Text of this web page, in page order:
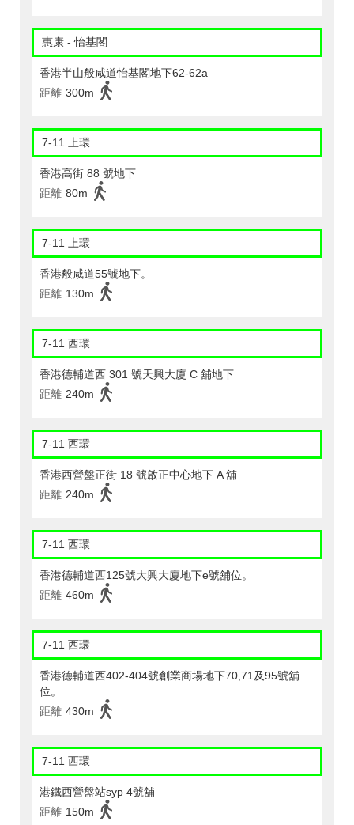
惠康 - 怡基閣
香港半山般咸道怡基閣地下62-62a
距離 300m
7-11 上環
香港高街 88 號地下
距離 80m
7-11 上環
香港般咸道55號地下。
距離 130m
7-11 西環
香港德輔道西 301 號天興大廈 C 舖地下
距離 240m
7-11 西環
香港西營盤正街 18 號啟正中心地下 A 舖
距離 240m
7-11 西環
香港德輔道西125號大興大廈地下e號舖位。
距離 460m
7-11 西環
香港德輔道西402-404號創業商場地下70,71及95號舖
位。
距離 430m
7-11 西環
港鐵西營盤站syp 4號舖
距離 150m